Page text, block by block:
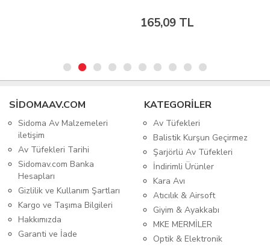
165,09 TL
SIDOMAAV.COM
Sidoma Av Malzemeleri
iletişim
Av Tüfekleri Tarihi
Sidomav.com Banka
Hesapları
Gizlilik ve Kullanım Şartları
Kargo ve Taşıma Bilgileri
Hakkımızda
Garanti ve İade
KATEGORİLER
Av Tüfekleri
Balistik Kurşun Geçirmez
Şarjörlü Av Tüfekleri
İndirimli Ürünler
Kara Avı
Atıcılık & Airsoft
Giyim & Ayakkabı
MKE MERMİLER
Optik & Elektronik